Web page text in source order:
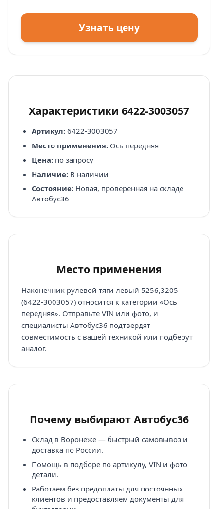
Узнать цену
Характеристики 6422-3003057
Артикул:6422-3003057
Место применения:Ось передняя
Цена:по запросу
Наличие:В наличии
Состояние:Новая, проверенная на складе
Автобус36
Место применения
Наконечник рулевой тяги левый 5256,3205
(6422-3003057) относится к категории «Ось
передняя». Отправьте VIN или фото, и
специалисты Автобус36 подтвердят
совместимость с вашей техникой или подберут
аналог.
Почему выбирают Автобус36
Склад в Воронеже — быстрый самовывоз и
доставка по России.
Помощь в подборе по артикулу, VIN и фото
детали.
Работаем без предоплаты для постоянных
клиентов и предоставляем документы для